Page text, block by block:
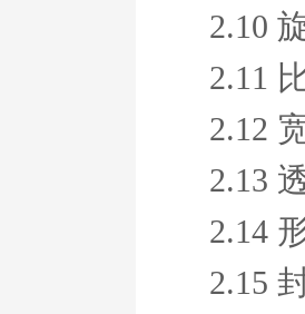
2.10
2.11
2.12
2.13
2.14
2.15